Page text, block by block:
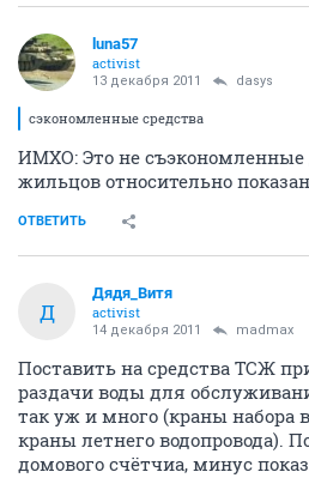
luna57
activist
13 декабря 2011 dasys
сэкономленные средства
ИМХО: Это не
жильцов относительно
ОТВЕТИТЬ
Д
Дядя_Витя
activist
14 декабря 2011 madmax
Поставить на средства ТСЖ
раздачи воды для
так уж и много (краны набора
краны летнего водопровода).
домового счётчиа, минус